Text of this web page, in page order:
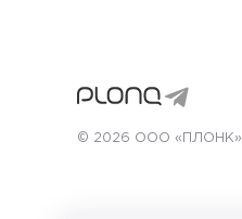
© 2026 ООО «ПЛОНК»